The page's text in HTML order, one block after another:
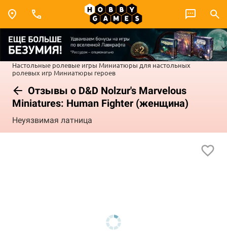
Настольные ролевые игры Миниатюры для настольных
ролевых игр Миниатюры героев
Отзывы о D&D Nolzur's Marvelous
Miniatures: Human Fighter (женщина)
Неуязвимая латница